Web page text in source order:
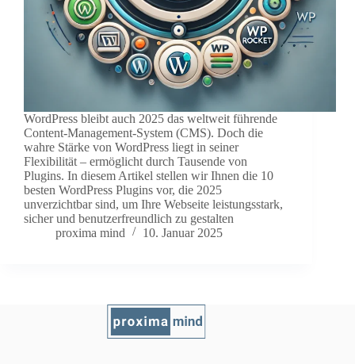
WordPress bleibt auch 2025 das weltweit führende
Content-Management-System (CMS). Doch die
wahre Stärke von WordPress liegt in seiner
Flexibilität – ermöglicht durch Tausende von
Plugins. In diesem Artikel stellen wir Ihnen die 10
besten WordPress Plugins vor, die 2025
unverzichtbar sind, um Ihre Webseite leistungsstark,
sicher und benutzerfreundlich zu gestalten
proxima mind
10. Januar 2025